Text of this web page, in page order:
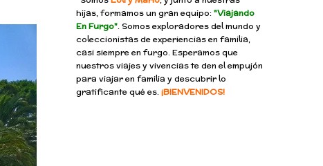
hijas, formamos un gran equipo:"Viajando
En Furgo". Somos exploradores del mundo y
coleccionistas de experiencias en familia,
casi siempre en furgo. Esperamos que
nuestros viajes y vivencias te den el empujón
para viajar en familia y descubrir lo
gratificante qué es.¡BIENVENIDOS!